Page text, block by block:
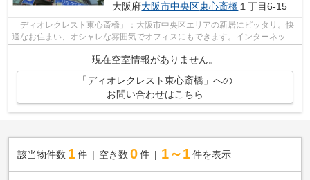
大阪府大阪市中央区東心斎橋１丁目6-15
「ディオレクレスト東心斎橋」：大阪市中央区エリアの新居にピッタリ。快
適なお住まい、オシャレな雰囲気でオフィスにもできます。インターネット
現在空室情報がありません。
「ディオレクレスト東心斎橋」への
お問い合わせはこちら
該当物件数 1件 空き数 0 件 1～1 件を表示